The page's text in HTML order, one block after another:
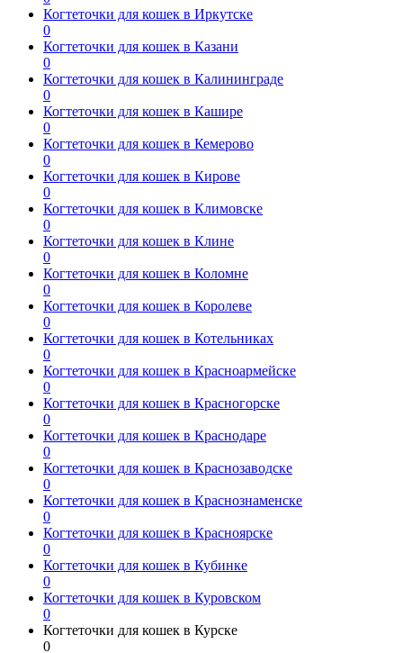
Когтеточки для кошек в Иркутске
0
Когтеточки для кошек в Казани
0
Когтеточки для кошек в Калининграде
0
Когтеточки для кошек в Кашире
0
Когтеточки для кошек в Кемерово
0
Когтеточки для кошек в Кирове
0
Когтеточки для кошек в Климовске
0
Когтеточки для кошек в Клине
0
Когтеточки для кошек в Коломне
0
Когтеточки для кошек в Королеве
0
Когтеточки для кошек в Котельниках
0
Когтеточки для кошек в Красноармейске
0
Когтеточки для кошек в Красногорске
0
Когтеточки для кошек в Краснодаре
0
Когтеточки для кошек в Краснозаводске
0
Когтеточки для кошек в Краснознаменске
0
Когтеточки для кошек в Красноярске
0
Когтеточки для кошек в Кубинке
0
Когтеточки для кошек в Куровском
0
Когтеточки для кошек в Курске
0